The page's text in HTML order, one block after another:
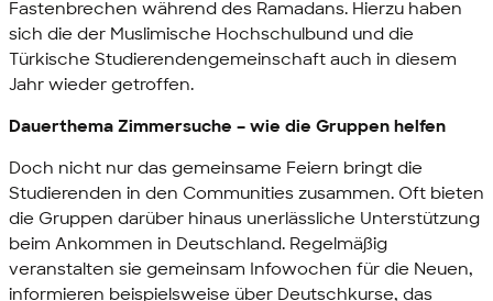
Fastenbrechen während des Ramadans. Hierzu haben
sich die der Muslimische Hochschulbund und die
Türkische Studierendengemeinschaft auch in diesem
Jahr wieder getroffen.
Dauerthema Zimmersuche – wie die Gruppen helfen
Doch nicht nur das gemeinsame Feiern bringt die
Studierenden in den Communities zusammen. Oft bieten
die Gruppen darüber hinaus unerlässliche Unterstützung
beim Ankommen in Deutschland. Regelmäßig
veranstalten sie gemeinsam Infowochen für die Neuen,
informieren beispielsweise über Deutschkurse, das